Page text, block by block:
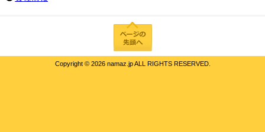
Copyright © 2026 namaz.jp ALL RIGHTS RESERVED.